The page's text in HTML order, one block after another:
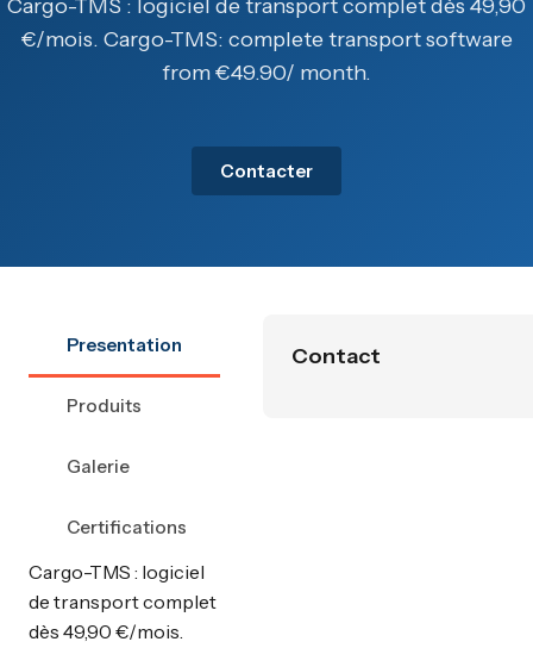
Cargo-TMS : logiciel de transport complet dès 49,90
€/mois. Cargo-TMS: complete transport software
from €49.90/ month.
Contacter
Presentation
Produits
Galerie
Certifications
Cargo-TMS : logiciel
de transport complet
dès 49,90 €/mois.
Contact